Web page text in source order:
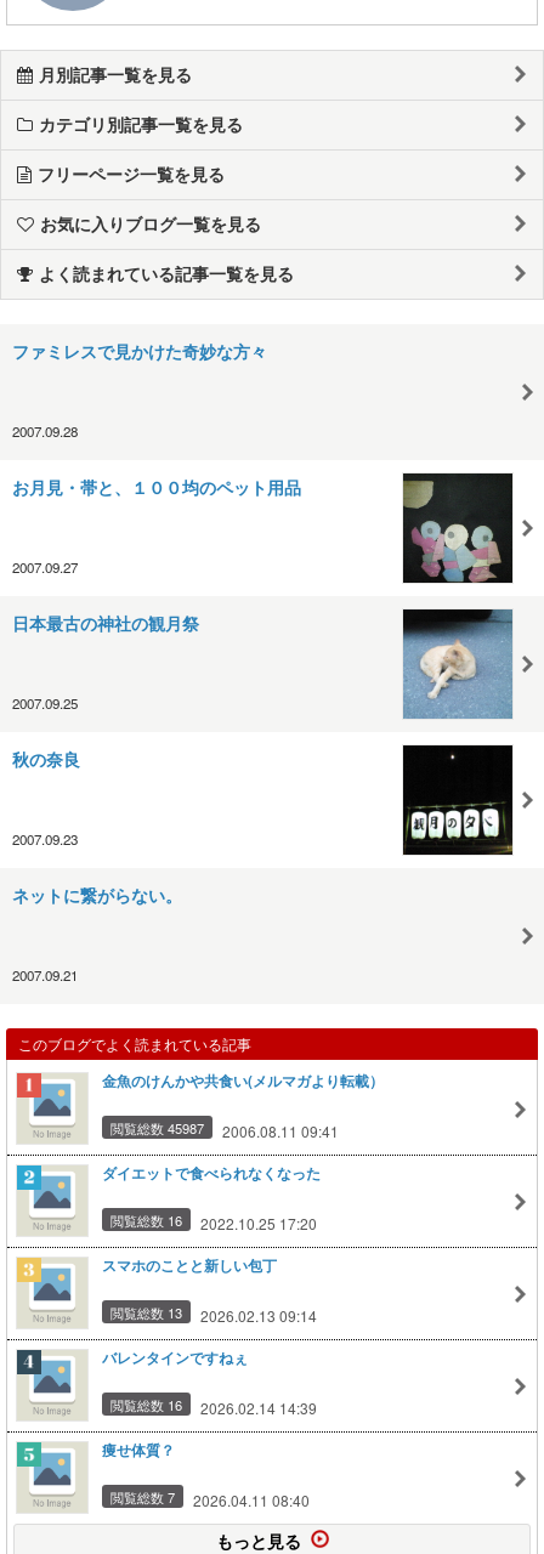
月別記事一覧を見る
カテゴリ別記事一覧を見る
フリーページ一覧を見る
お気に入りブログ一覧を見る
よく読まれている記事一覧を見る
ファミレスで見かけた奇妙な方々
2007.09.28
お月見・帯と、１００均のペット用品
2007.09.27
日本最古の神社の観月祭
2007.09.25
秋の奈良
2007.09.23
ネットに繋がらない。
2007.09.21
このブログでよく読まれている記事
金魚のけんかや共食い(メルマガより転載）
閲覧総数 45987 2006.08.11 09:41
ダイエットで食べられなくなった
閲覧総数 16 2022.10.25 17:20
スマホのことと新しい包丁
閲覧総数 13 2026.02.13 09:14
バレンタインですねぇ
閲覧総数 16 2026.02.14 14:39
痩せ体質？
閲覧総数 7 2026.04.11 08:40
もっと見る